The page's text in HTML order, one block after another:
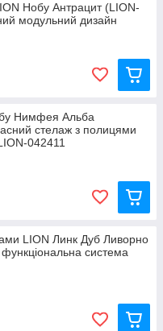
Нобу Антрацит (LION-
модульний дизайн
Нимфея Альба
стелаж з полицями
042411
LION Линк Дуб Ливорно
система